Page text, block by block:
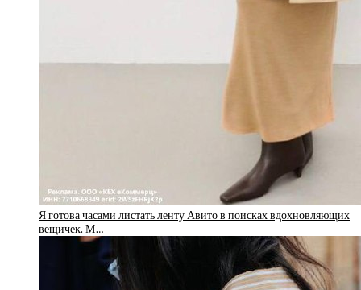
Я готова часами листать ленту Авито в поисках вдохновляющих
вещичек. М…